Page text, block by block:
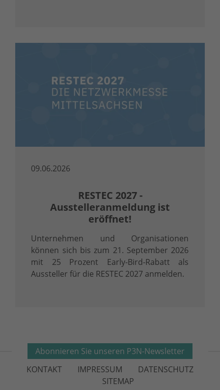
09.06.2026
RESTEC 2027 -
Ausstelleranmeldung ist
eröffnet!
Unternehmen und Organisationen
können sich bis zum 21. September 2026
mit 25 Prozent Early-Bird-Rabatt als
Aussteller für die RESTEC 2027 anmelden.
Abonnieren Sie unseren P3N-Newsletter
KONTAKT
IMPRESSUM
DATENSCHUTZ
SITEMAP